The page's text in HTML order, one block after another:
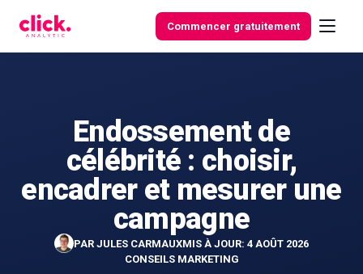
Commencer gratuitement
Fonctionnalités
Outils
gratuits
Endossement de
célébrité : choisir,
encadrer et mesurer une
campagne
PAR JULES CARMAUXMIS À JOUR: 4 AOÛT 2026
CONSEILS MARKETING